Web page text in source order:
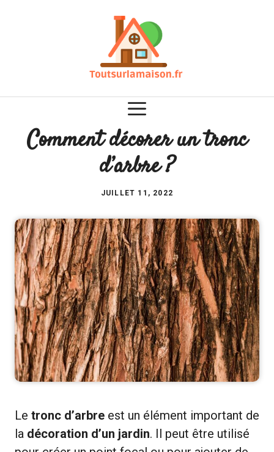
Comment décorer un tronc
d’arbre ?
JUILLET 11, 2022
Le tronc d’arbre est un élément important de
la décoration d’un jardin. Il peut être utilisé